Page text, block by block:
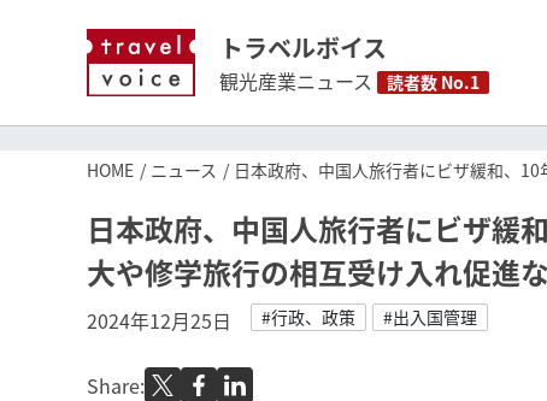
トラベルボイス
観光産業ニュース 読者数 No.1
HOME ニュース 日本政府、中国人旅行者にビザ緩和、
日本政府、中国人旅行者にビザ緩
大や修学旅行の相互受け入れ促進
2024年12月25日 #行政、政策 #出入国管理
Share: